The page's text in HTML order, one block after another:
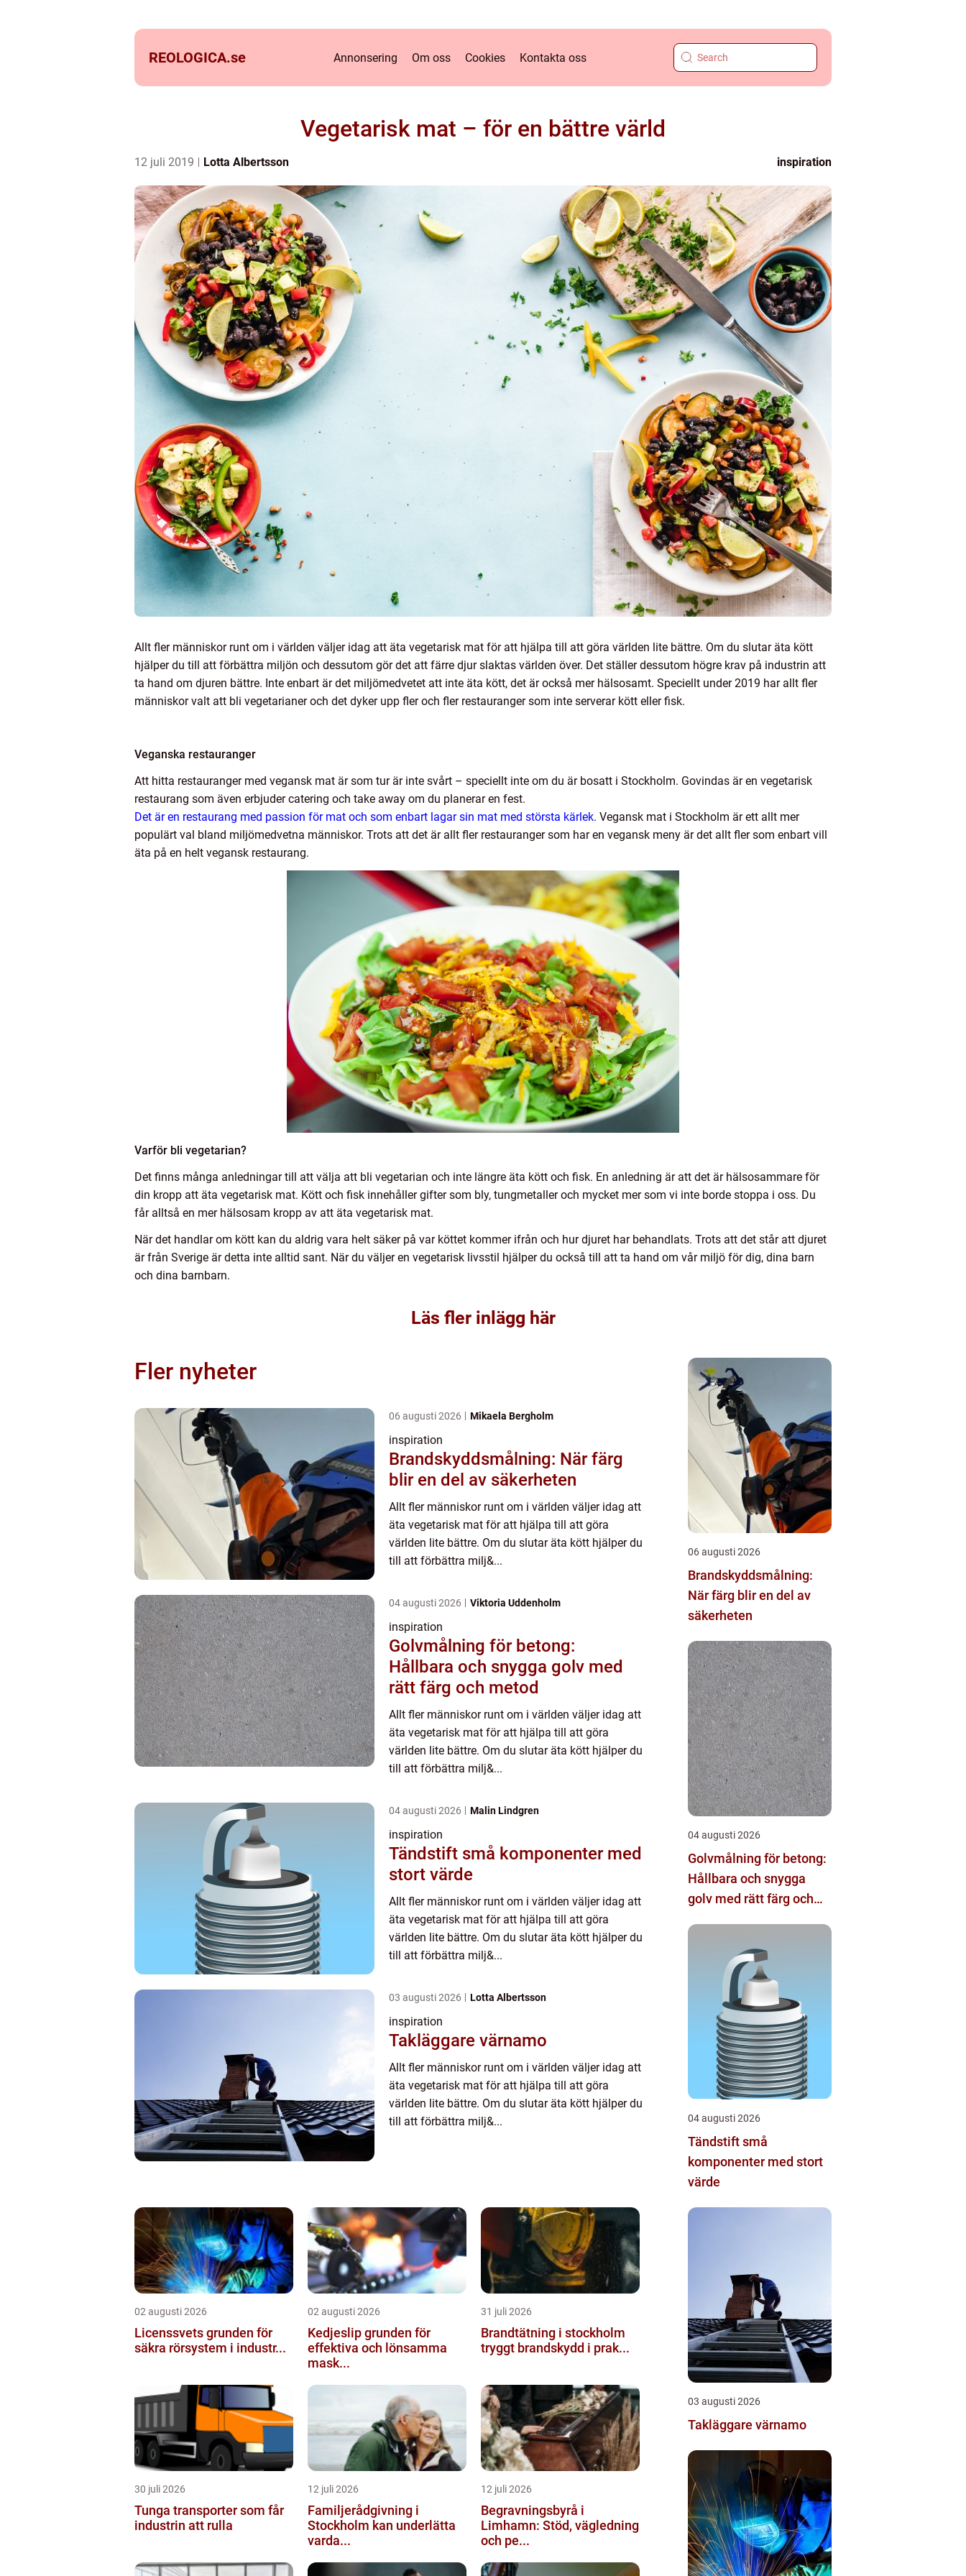
REOLOGICA.se Annonsering Om oss Cookies Kontakta oss
Vegetarisk mat – för en bättre värld
12 juli 2019 Lotta Albertsson inspiration
Allt fler människor runt om i världen väljer idag att äta vegetarisk mat för att hjälpa till att göra världen lite bättre. Om du slutar äta kött
hjälper du till att förbättra miljön och dessutom gör det att färre djur slaktas världen över. Det ställer dessutom högre krav på industrin att
ta hand om djuren bättre. Inte enbart är det miljömedvetet att inte äta kött, det är också mer hälsosamt. Speciellt under 2019 har allt fler
människor valt att bli vegetarianer och det dyker upp fler och fler restauranger som inte serverar kött eller fisk.
Veganska restauranger
Att hitta restauranger med vegansk mat är som tur är inte svårt – speciellt inte om du är bosatt i Stockholm. Govindas är en vegetarisk
restaurang som även erbjuder catering och take away om du planerar en fest.
Det är en restaurang med passion för mat och som enbart lagar sin mat med största kärlek. Vegansk mat i Stockholm är ett allt mer
populärt val bland miljömedvetna människor. Trots att det är allt fler restauranger som har en vegansk meny är det allt fler som enbart vill
äta på en helt vegansk restaurang.
Varför bli vegetarian?
Det finns många anledningar till att välja att bli vegetarian och inte längre äta kött och fisk. En anledning är att det är hälsosammare för
din kropp att äta vegetarisk mat. Kött och fisk innehåller gifter som bly, tungmetaller och mycket mer som vi inte borde stoppa i oss. Du
får alltså en mer hälsosam kropp av att äta vegetarisk mat.
När det handlar om kött kan du aldrig vara helt säker på var köttet kommer ifrån och hur djuret har behandlats. Trots att det står att djuret
är från Sverige är detta inte alltid sant. När du väljer en vegetarisk livsstil hjälper du också till att ta hand om vår miljö för dig, dina barn
och dina barnbarn.
Läs fler inlägg här
Fler nyheter
06 augusti 2026 Mikaela Bergholm
inspiration
Brandskyddsmålning: När färg
blir en del av säkerheten
Allt fler människor runt om i världen väljer idag att
äta vegetarisk mat för att hjälpa till att göra
världen lite bättre. Om du slutar äta kött hjälper du
till att förbättra milj&...
04 augusti 2026 Viktoria Uddenholm
inspiration
Golvmålning för betong:
Hållbara och snygga golv med
rätt färg och metod
Allt fler människor runt om i världen väljer idag att
äta vegetarisk mat för att hjälpa till att göra
världen lite bättre. Om du slutar äta kött hjälper du
till att förbättra milj&...
04 augusti 2026 Malin Lindgren
inspiration
Tändstift små komponenter med
stort värde
Allt fler människor runt om i världen väljer idag att
äta vegetarisk mat för att hjälpa till att göra
världen lite bättre. Om du slutar äta kött hjälper du
till att förbättra milj&...
03 augusti 2026 Lotta Albertsson
inspiration
Takläggare värnamo
Allt fler människor runt om i världen väljer idag att
äta vegetarisk mat för att hjälpa till att göra
världen lite bättre. Om du slutar äta kött hjälper du
till att förbättra milj&...
02 augusti 2026
Licenssvets grunden för
säkra rörsystem i industr...
02 augusti 2026
Kedjeslip grunden för
effektiva och lönsamma
mask...
31 juli 2026
Brandtätning i stockholm
tryggt brandskydd i prak...
30 juli 2026
Tunga transporter som får
industrin att rulla
12 juli 2026
Familjerådgivning i
Stockholm kan underlätta
varda...
12 juli 2026
Begravningsbyrå i
Limhamn: Stöd, vägledning
och pe...
06 augusti 2026
Brandskyddsmålning:
När färg blir en del av
säkerheten
04 augusti 2026
Golvmålning för betong:
Hållbara och snygga
golv med rätt färg och
04 augusti 2026
Tändstift små
komponenter med stort
värde
03 augusti 2026
Takläggare värnamo